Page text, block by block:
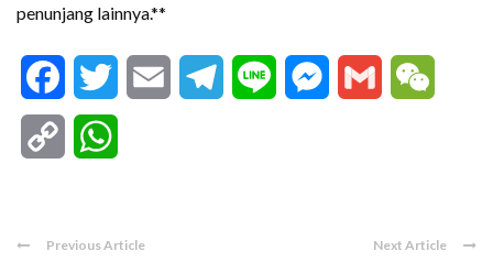
penunjang lainnya.**
FacebookTwitter Email Telegram
Line Messenger
Gmail
Copy
Previous Article Next Article